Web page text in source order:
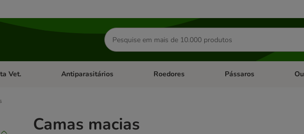
Pesquisar
produtos
de categoria: Gatos
Vet. Abrir menu de categoria: Dieta Vet.
Antiparasitários Abrir menu de categoria: Antiparasitários
Roedores Abrir menu de categoria:
Pássaros
Camas macias